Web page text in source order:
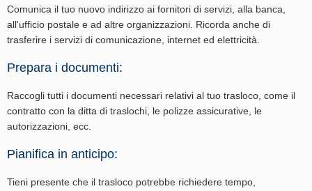
Comunica il tuo nuovo indirizzo ai fornitori di servizi, alla banca,
all'ufficio postale e ad altre organizzazioni. Ricorda anche di
trasferire i servizi di comunicazione, internet ed elettricità.
Prepara i documenti:
Raccogli tutti i documenti necessari relativi al tuo trasloco, come il
contratto con la ditta di traslochi, le polizze assicurative, le
autorizzazioni, ecc.
Pianifica in anticipo:
Tieni presente che il trasloco potrebbe richiedere tempo,